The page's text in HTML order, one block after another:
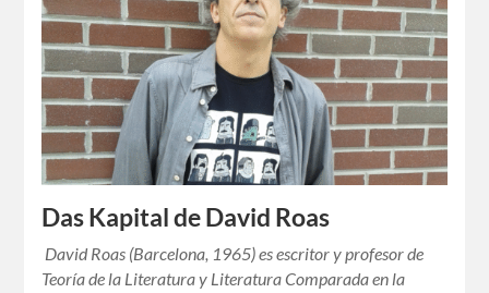
Das Kapital de David Roas
David Roas (Barcelona, 1965) es escritor y profesor de
Teoría de la Literatura y Literatura Comparada en la